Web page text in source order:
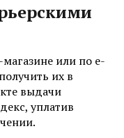
или по e-
их в
выдачи
уплатив